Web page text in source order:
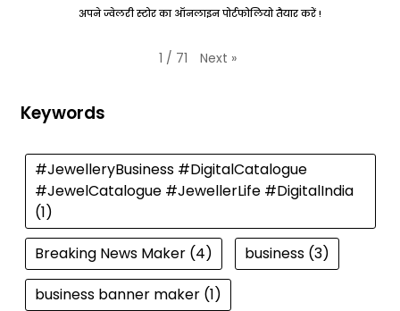
अपने ज्वेलरी स्टोर का ऑनलाइन पोर्टफोलियो तैयार करें !
1 / 71 Next »
Keywords
#JewelleryBusiness #DigitalCatalogue
#JewelCatalogue #JewellerLife #DigitalIndia
(1)
Breaking News Maker(4) business(3)
business banner maker(1)